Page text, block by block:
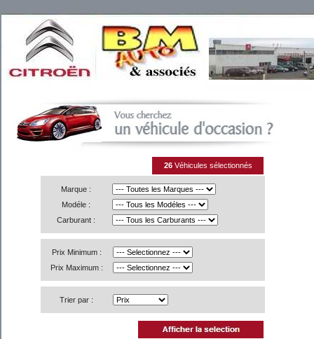
26Véhicules sélectionnés
Marque :
Modéle :
Carburant :
Prix Minimum :
Prix Maximum :
Trier par :